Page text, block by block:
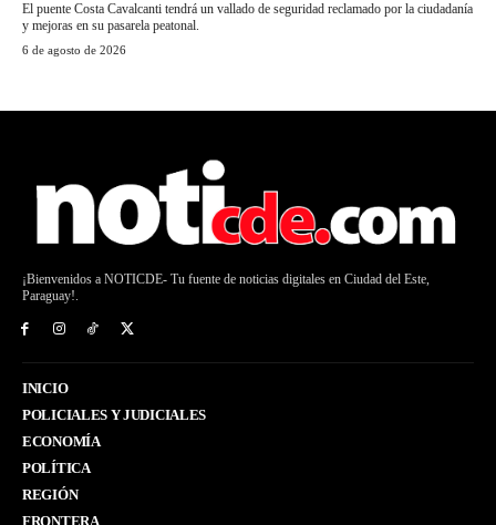
El puente Costa Cavalcanti tendrá un vallado de seguridad reclamado por la ciudadanía
y mejoras en su pasarela peatonal.
6 de agosto de 2026
¡Bienvenidos a NOTICDE- Tu fuente de noticias digitales en Ciudad del Este,
Paraguay!.
INICIO
POLICIALES Y JUDICIALES
ECONOMÍA
POLÍTICA
REGIÓN
FRONTERA